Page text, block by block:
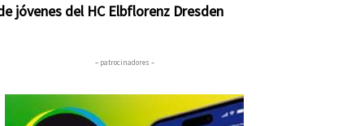
jóvenes del HC Elbflorenz Dresden
– patrocinadores –